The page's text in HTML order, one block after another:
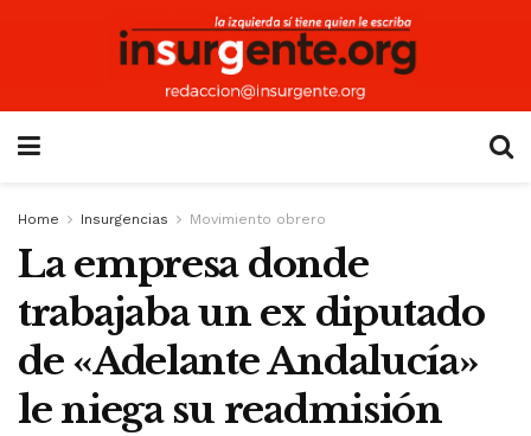
Home Insurgencias Movimiento obrero
La empresa donde
trabajaba un ex diputado
de «Adelante Andalucía»
le niega su readmisión